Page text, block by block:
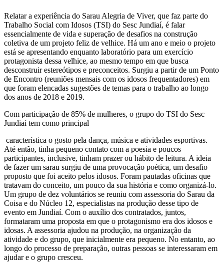
Relatar a experiência do Sarau Alegria de Viver, que faz parte do
Trabalho Social com Idosos (TSI) do Sesc Jundiaí, é falar
essencialmente de vida e superação de desafios na construção
coletiva de um projeto feliz de velhice. Há um ano e meio o projeto
está se apresentando enquanto laboratório para um exercício
protagonista dessa velhice, ao mesmo tempo em que busca
desconstruir estereótipos e preconceitos. Surgiu a partir de um Ponto
de Encontro (reuniões mensais com os idosos frequentadores) em
que foram elencadas sugestões de temas para o trabalho ao longo
dos anos de 2018 e 2019.
Com participação de 85% de mulheres, o grupo do TSI do Sesc
Jundiaí tem como principal
característica o gosto pela dança, música e atividades esportivas.
Até então, tinha pequeno contato com a poesia e poucos
participantes, inclusive, tinham prazer ou hábito de leitura. A ideia
de fazer um sarau surgiu de uma provocação poética, um desafio
proposto que foi aceito pelos idosos. Foram pautadas oficinas que
tratavam do conceito, um pouco da sua história e como organizá-lo.
Um grupo de dez voluntários se reuniu com assessoria do Sarau da
Coisa e do Núcleo 12, especialistas na produção desse tipo de
evento em Jundiaí. Com o auxílio dos contratados, juntos,
formataram uma proposta em que o protagonismo era dos idosos e
idosas. A assessoria ajudou na produção, na organização da
atividade e do grupo, que inicialmente era pequeno. No entanto, ao
longo do processo de preparação, outras pessoas se interessaram em
ajudar e o grupo cresceu.